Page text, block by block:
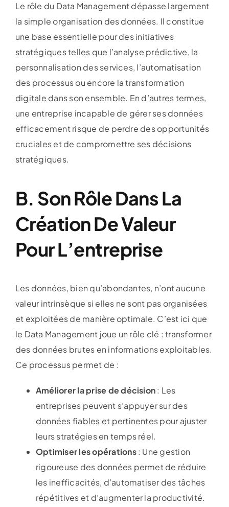
Le rôle du Data Management dépasse largement
la simple organisation des données. Il constitue
une base essentielle pour des initiatives
stratégiques telles que l’analyse prédictive, la
personnalisation des services, l’automatisation
des processus ou encore la transformation
digitale dans son ensemble. En d’autres termes,
une entreprise incapable de gérer ses données
efficacement risque de perdre des opportunités
cruciales et de compromettre ses décisions
stratégiques.
B. Son Rôle Dans La
Création De Valeur
Pour L’entreprise
Les données, bien qu’abondantes, n’ont aucune
valeur intrinsèque si elles ne sont pas organisées
et exploitées de manière optimale. C’est ici que
le Data Management joue un rôle clé : transformer
des données brutes en informations exploitables.
Ce processus permet de :
Améliorer la prise de décision: Les
entreprises peuvent s’appuyer sur des
données fiables et pertinentes pour ajuster
leurs stratégies en temps réel.
Optimiser les opérations: Une gestion
rigoureuse des données permet de réduire
les inefficacités, d’automatiser des tâches
répétitives et d’augmenter la productivité.